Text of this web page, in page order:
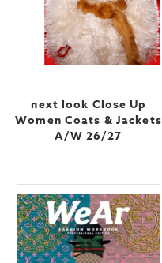
next look Close Up
Women Coats & Jackets
A/W 26/27